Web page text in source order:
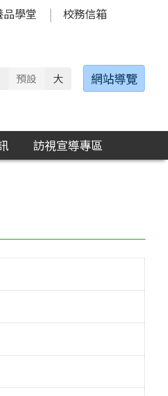
品學堂 校務信箱
預設 大 網站導覽
訪視宣導專區